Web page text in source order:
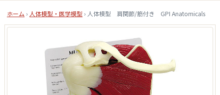
ホーム › 人体模型・医学模型 › 人体模型 肩関節/筋付き GPI Anatomicals